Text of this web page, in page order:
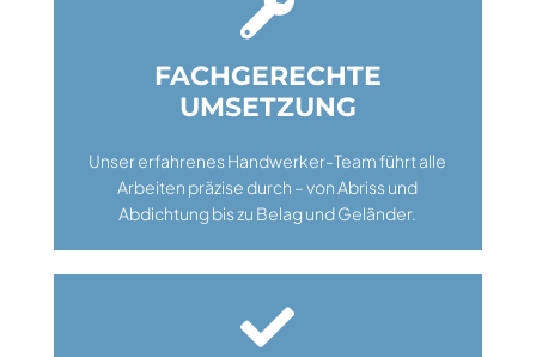

FACHGERECHTE
UMSETZUNG
Unser erfahrenes Handwerker-Team führt alle
Arbeiten präzise durch – von Abriss und
Abdichtung bis zu Belag und Geländer.
